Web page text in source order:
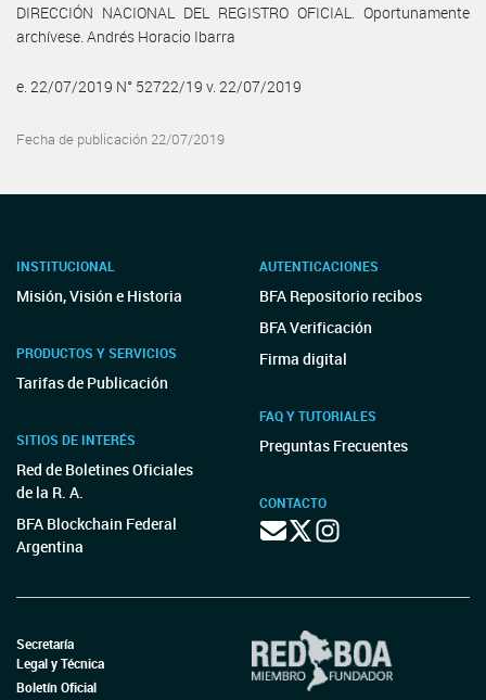
DIRECCIÓN NACIONAL DEL REGISTRO OFICIAL. Oportunamente
archívese. Andrés Horacio Ibarra
e. 22/07/2019 N° 52722/19 v. 22/07/2019
Fecha de publicación 22/07/2019
INSTITUCIONAL
Misión, Visión e Historia
PRODUCTOS Y SERVICIOS
Tarifas de Publicación
SITIOS DE INTERÉS
Red de Boletines Oficiales
de la R. A.
BFA Blockchain Federal
Argentina
AUTENTICACIONES
BFA Repositorio recibos
BFA Verificación
Firma digital
FAQ Y TUTORIALES
Preguntas Frecuentes
CONTACTO
Secretaría
Legal y Técnica
Boletín Oficial